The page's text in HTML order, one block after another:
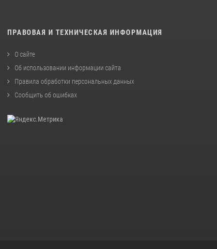
ПРАВОВАЯ И ТЕХНИЧЕСКАЯ ИНФОРМАЦИЯ
О сайте
Об использовании информации сайта
Правила обработки персональных данных
Сообщить об ошибках